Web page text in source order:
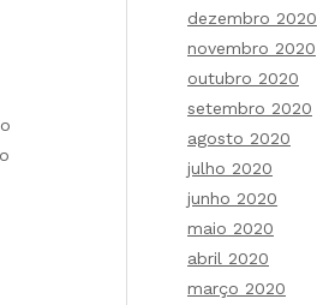
dezembro 2020
novembro 2020
outubro 2020
setembro 2020
agosto 2020
julho 2020
junho 2020
maio 2020
abril 2020
março 2020